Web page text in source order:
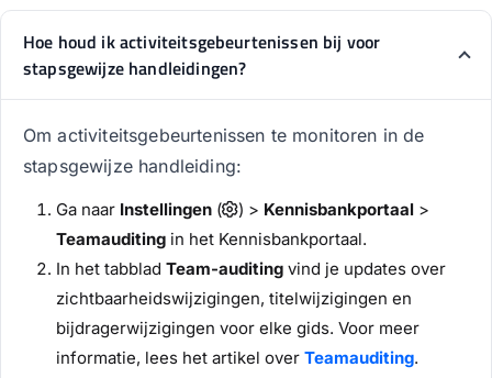
Hoe houd ik activiteitsgebeurtenissen bij voor
stapsgewijze handleidingen?
Om activiteitsgebeurtenissen te monitoren in de
stapsgewijze handleiding:
Ga naar Instellingen ( ) > Kennisbankportaal >
Teamauditing in het Kennisbankportaal.
In het tabblad Team-auditing vind je updates over
zichtbaarheidswijzigingen, titelwijzigingen en
bijdragerwijzigingen voor elke gids. Voor meer
informatie, lees het artikel over Teamauditing.